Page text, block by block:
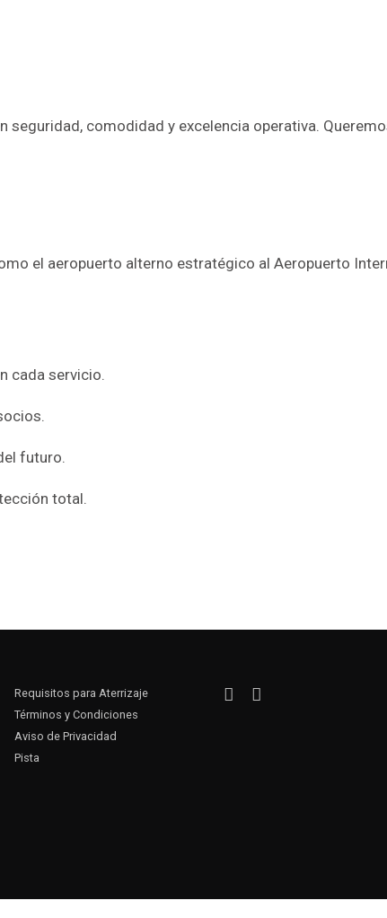
comodidad y excelencia operativa.
el aeropuerto alterno estratégico al Aeropuerto
cada servicio.
futuro.
total.
Requisitos para Aterrizaje
Términos y Condiciones
Aviso de Privacidad
Pista